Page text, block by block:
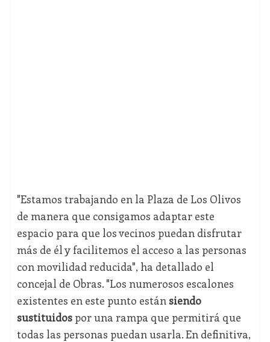
"Estamos trabajando en la Plaza de Los Olivos
de manera que consigamos adaptar este
espacio para que los vecinos puedan disfrutar
más de él y facilitemos el acceso a las personas
con movilidad reducida", ha detallado el
concejal de Obras. "Los numerosos escalones
existentes en este punto están siendo
sustituidospor una rampa que permitirá que
todas las personas puedan usarla. En definitiva,